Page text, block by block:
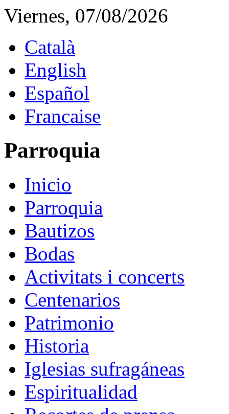
Viernes, 07/08/2026
Català
English
Español
Francaise
Parroquia
Inicio
Parroquia
Bautizos
Bodas
Activitats i concerts
Centenarios
Patrimonio
Historia
Iglesias sufragáneas
Espiritualidad